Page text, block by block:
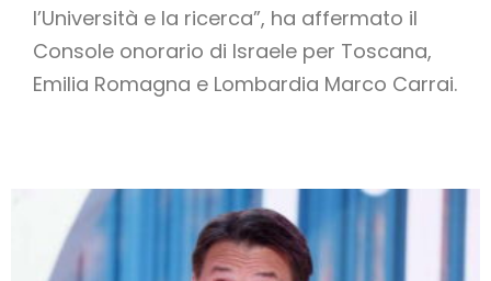
l’Università e la ricerca”, ha affermato il
Console onorario di Israele per Toscana,
Emilia Romagna e Lombardia Marco Carrai.